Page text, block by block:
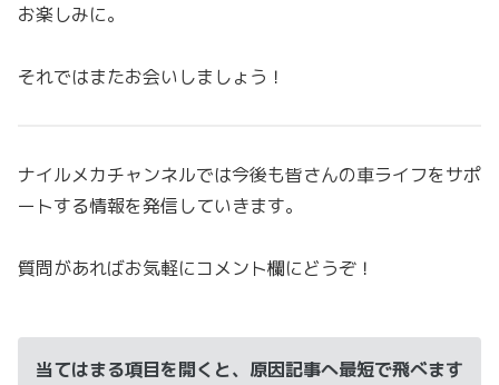
お楽しみに。
それではまたお会いしましょう！
ナイルメカチャンネルでは今後も皆さんの車ライフをサポ
ートする情報を発信していきます。
質問があればお気軽にコメント欄にどうぞ！
当てはまる項目を開くと、原因記事へ最短で飛べます